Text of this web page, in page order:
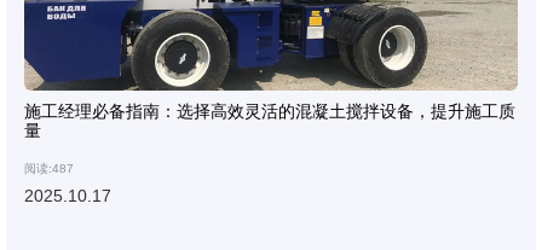
施工经理必备指南：选择高效灵活的混凝土搅拌设备，提升施工质
量
阅读:487
2025.10.17